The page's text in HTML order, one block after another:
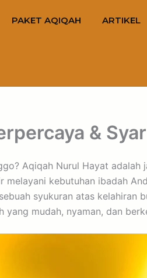
PAKET AQIQAH ARTIKEL
&
Aqiqah Nurul Hayat
kebutuhan ibadah
syukuran atas kelahiran
mudah, nyaman, dan